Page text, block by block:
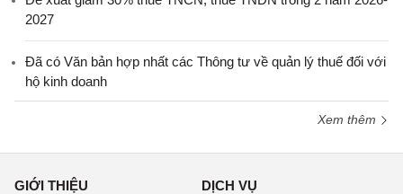
2027
Đã có Văn bản hợp nhất các Thông tư về quản lý thuế đối với
hộ kinh doanh
Xem thêm
GIỚI THIỆU DỊCH VỤ